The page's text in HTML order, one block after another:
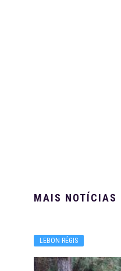
MAIS NOTÍCIAS
LEBON RÉGIS